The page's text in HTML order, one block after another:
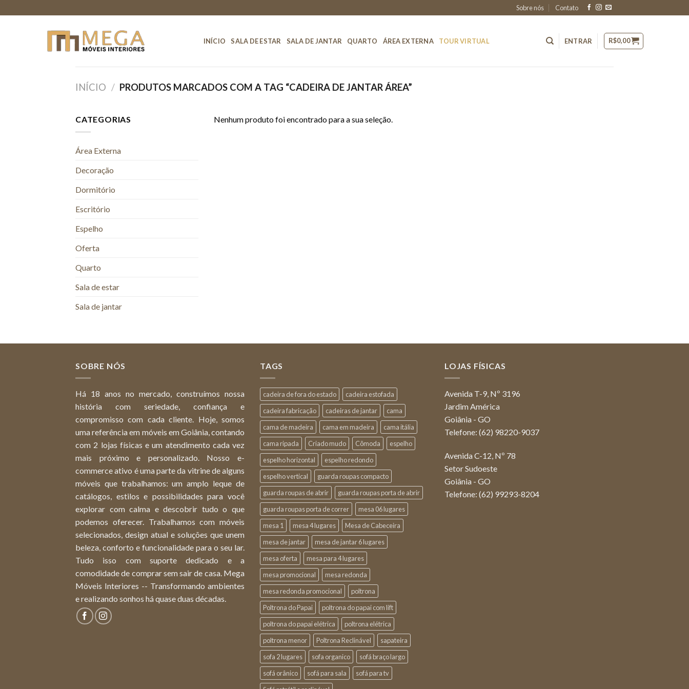
to
Sobre nós Contato
INÍCIO SALA DE ESTAR SALA DE JANTAR QUARTO ÁREA EXTERNA TOUR VIRTUAL ENTRAR R$0,00
INÍCIO / PRODUTOS MARCADOS COM A TAG “CADEIRA DE JANTAR ÁREA”
CATEGORIAS
Área Externa
Decoração
Dormitório
Escritório
Espelho
Oferta
Quarto
Sala de estar
Sala de jantar
Nenhum produto foi encontrado para a sua seleção.
SOBRE NÓS
Há 18 anos no mercado, construímos nossa
história com seriedade, confiança e
compromisso com cada cliente. Hoje, somos
uma referência em móveis em Goiânia, contando
com 2 lojas físicas e um atendimento cada vez
mais próximo e personalizado. Nosso e-
commerce ativo é uma parte da vitrine de alguns
móveis que trabalhamos: um amplo leque de
catálogos, estilos e possibilidades para você
explorar com calma e descobrir tudo o que
podemos oferecer. Trabalhamos com móveis
selecionados, design atual e soluções que unem
beleza, conforto e funcionalidade para o seu lar.
Tudo isso com suporte dedicado e a
comodidade de comprar sem sair de casa. Mega
Móveis Interiores -- Transformando ambientes
e realizando sonhos há quase duas décadas.
TAGS
cadeira de fora do estado
cadeira estofada
cadeira fabricação
cadeiras de jantar
cama
cama de madeira
cama em madeira
cama itália
cama ripada
Criado mudo Cõmoda
espelho
espelho horizontal
espelho redondo
espelho vertical
guarda roupas compacto
guarda roupas de abrir
guarda roupas porta de abrir
guarda roupas porta de correr
mesa 06 lugares
mesa 1
mesa 4 lugares
Mesa de Cabeceira
mesa de jantar
mesa de jantar 6 lugares
mesa oferta
mesa para 4 lugares
mesa promocional
mesa redonda
mesa redonda promocional
poltrona
Poltrona do Papai
poltrona do papai com lift
poltrona do papai elétrica
poltrona elétrica
poltrona menor
Poltrona Reclinável
sapateira
sofa 2 lugares
sofa organico
sofá braço largo
sofá orânico
sofá para sala
sofá para tv
LOJAS FÍSICAS
Avenida T-9, Nº 3196
Jardim América
Goiânia - GO
Telefone: (62) 98220-9037
Avenida C-12, Nº 78
Setor Sudoeste
Goiânia - GO
Telefone: (62) 99293-8204